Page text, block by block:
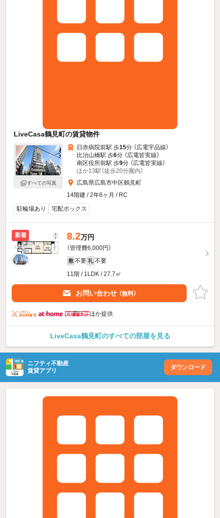
LiveCasa鶴見町の賃貸物件
すべての写真
日赤病院前駅 歩15分 （広電宇品線）
比治山橋駅 歩6分 （広電皆実線）
南区役所前駅 歩9分 （広電皆実線）
ほか13駅（徒歩20分圏内）
広島県広島市中区鶴見町
14階建 / 2年6ヶ月 / RC
駐輪場あり
宅配ボックス
新着 8.2万円
（管理費6,000円）
敷 不要 礼 不要
11階 / 1LDK / 27.7㎡
お問い合わせ （無料）
ほか提供
LiveCasa鶴見町のすべての部屋を見る
ニフティ不動産
賃貸アプリ
ダウンロード